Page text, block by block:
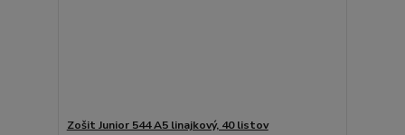
Zošit Junior 544 A5 linajkový, 40 listov